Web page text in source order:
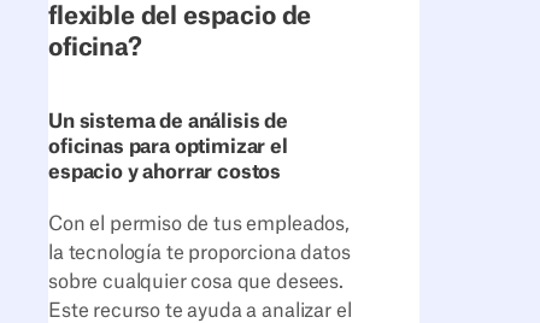
flexible del espacio de
oficina?
Un sistema de análisis de
oficinas para optimizar el
espacio y ahorrar costos
Con el permiso de tus empleados,
la tecnología te proporciona datos
sobre cualquier cosa que desees.
Este recurso te ayuda a analizar el